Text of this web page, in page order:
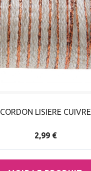
CORDON LISIERE CUIVRE
2,99 €